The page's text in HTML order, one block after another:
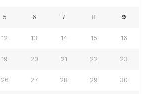
5 6 7 8 9
12 13 14 15 16
19 20 21 22 23
26 27 28 29 30